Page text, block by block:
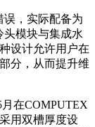
误，实际配备为
头模块与集成水
设计允许用户在
分，从而提升维
在COMPUTEX
用双槽厚度设